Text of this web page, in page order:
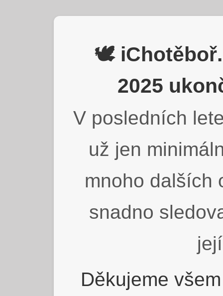
🕊️
2025
V posledních
už jen
mnoho dalších
snadno
Děkujeme